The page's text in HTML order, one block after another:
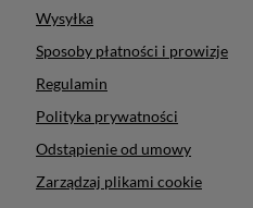
Wysyłka
Sposoby płatności i prowizje
Regulamin
Polityka prywatności
Odstąpienie od umowy
Zarządzaj plikami cookie